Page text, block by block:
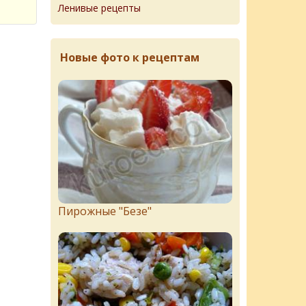
Ленивые рецепты
Новые фото к рецептам
Пирожныe "Бeзe"